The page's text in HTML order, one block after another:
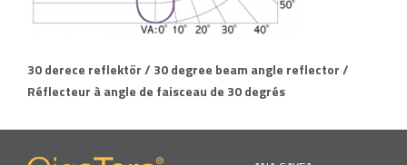
30 derece reflektör / 30 degree beam angle reflector /
Réflecteur à angle de faisceau de 30 degrés